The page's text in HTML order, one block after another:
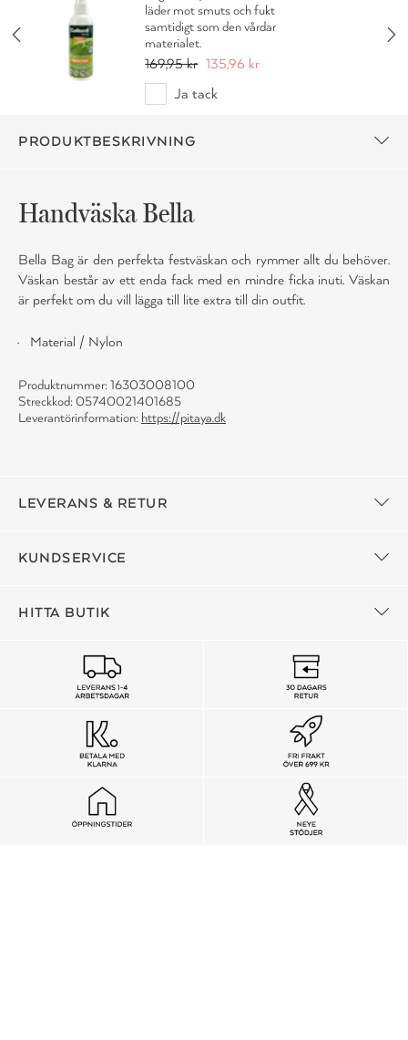
läder mot smuts och fukt
samtidigt som den vårdar
materialet.
169,95 kr 135,96 kr
Ja tack
PRODUKTBESKRIVNING
Handväska Bella
Bella Bag är den perfekta festväskan och rymmer allt du behöver.
Väskan består av ett enda fack med en mindre ficka inuti. Väskan
är perfekt om du vill lägga till lite extra till din outfit.
Material / Nylon
Produktnummer: 16303008100
Streckkod: 05740021401685
Leverantörinformation: https://pitaya.dk
LEVERANS & RETUR
KUNDSERVICE
HITTA BUTIK